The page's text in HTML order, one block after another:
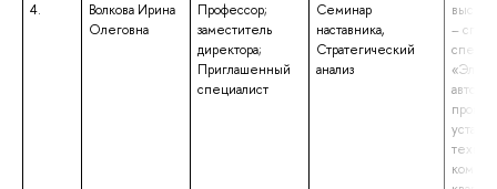
4.
Волкова Ирина
Олеговна
Профессор;
заместитель
директора;
Приглашенный
специалист
Семинар
наставника,
Стратегический
анализ
–